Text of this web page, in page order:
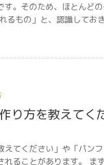
。そのため、ほとんど
るもの」と、認識してお
り方を教えてく
えてください」や「パン
れることがあります。 ま